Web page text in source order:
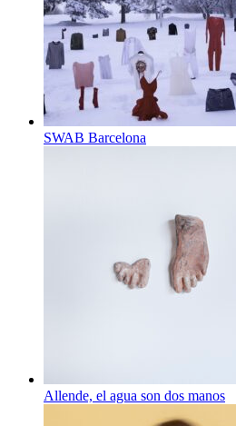
SWAB Barcelona
Allende, el agua son dos manos